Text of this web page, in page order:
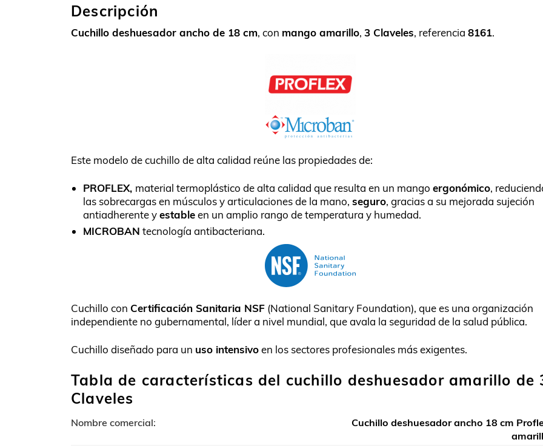
Descripción
Cuchillo deshuesador ancho de 18 cm, con mango amarillo, 3 Claveles, referencia 8161.
Este modelo de cuchillo de alta calidad reúne las propiedades de:
PROFLEX, material termoplástico de alta calidad que resulta en un mango ergonómico,
las sobrecargas en músculos y articulaciones de la mano, seguro, gracias a su mejorada sujeción
antiadherente yestableen un amplio rango de temperatura y humedad.
MICROBAN tecnología antibacteriana.
Cuchillo con Certificación Sanitaria NSF (National Sanitary Foundation), que es una organización
independiente no gubernamental, líder a nivel mundial, que avala la seguridad de la salud pública.
Cuchillo diseñado para un uso intensivoen los sectores profesionales más exigentes.
Tabla de características del cuchillo deshuesador amarillo de
Claveles
Nombre comercial:
Cuchillo deshuesador ancho 18 cm